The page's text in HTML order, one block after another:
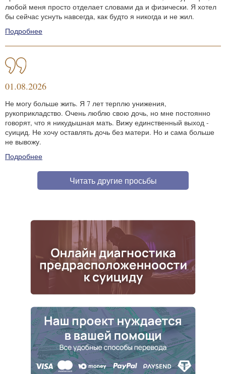
любой меня просто отделает словами да и физически. Я хотел
бы сейчас уснуть навсегда, как будто я никогда и не жил.
Подробнее
01.08.2026
Не могу больше жить. Я 7 лет терплю унижения,
рукоприкладство. Очень люблю свою дочь, но мне постоянно
говорят, что я никудышная мать. Вижу единственный выход -
суицид. Не хочу оставлять дочь без матери. Но и сама больше
не вывожу.
Подробнее
Читать другие просьбы